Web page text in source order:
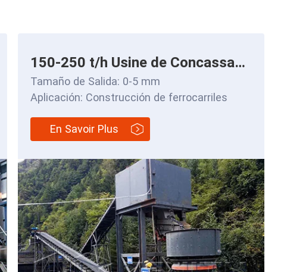
150-250 t/h Usine de Concassage de Pierre de Rivière
Tamaño de Salida: 0-5 mm
Aplicación: Construcción de ferrocarriles
En Savoir Plus